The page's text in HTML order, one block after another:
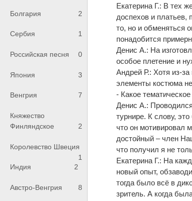
Болгария 2
Сербия 1
Российская песня 0
Япония 3
Венгрия 7
Княжество
Финляндское
2
Королевство Швеция
1
Индия
2
Австро-Венгрия 8
Екатерина Г.: В тех
доспехов и платьев,
то, но и обменяться
понадобится
Денис А.: На
особое плетение и
Андрей Р.: Хотя из-
элементы костюма
- Какое
Денис А.:
турнире. К слову,
что он мотивировал
достойный – член
что получил я не
Екатерина Г.: На
новый опыт,
тогда было всё в
зритель. А когда